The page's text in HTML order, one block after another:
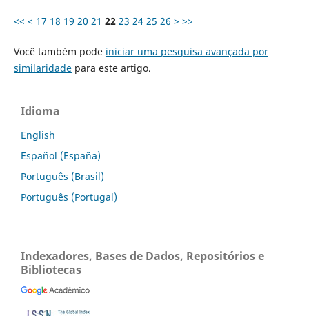
<< < 17 18 19 20 21 22 23 24 25 26 > >>
Você também pode iniciar uma pesquisa avançada por
similaridadepara este artigo.
Idioma
English
Español (España)
Português (Brasil)
Português (Portugal)
Indexadores, Bases de Dados, Repositórios e
Bibliotecas